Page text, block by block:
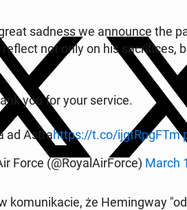
sadness we an­no­un­ce the
reflect not only on his
you for your service.
ad Astrahttps://t.co/ijg­tRpg­FTm
Force (@Roy­alA­ir­For­ce) March
ko­mu­ni­ka­cie, że He­min­gway